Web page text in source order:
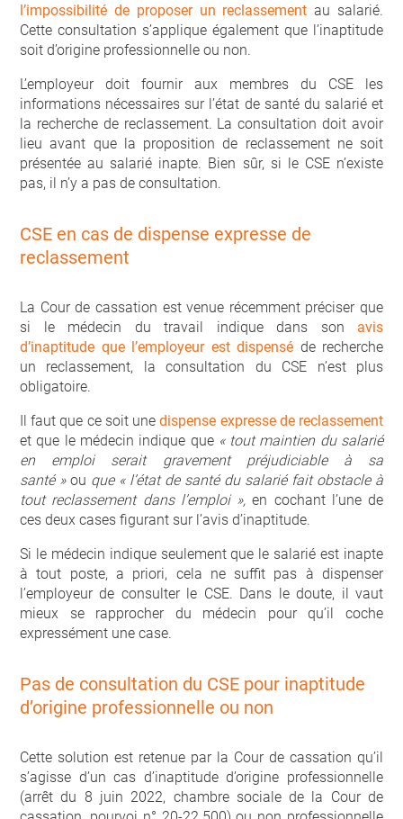
l’impossibilité de proposer un reclassement au salarié.
Cette consultation s’applique également que l’inaptitude
soit d’origine professionnelle ou non.
L’employeur doit fournir aux membres du CSE les
informations nécessaires sur l’état de santé du salarié et
la recherche de reclassement. La consultation doit avoir
lieu avant que la proposition de reclassement ne soit
présentée au salarié inapte. Bien sûr, si le CSE n’existe
pas, il n’y a pas de consultation.
CSE en cas de dispense expresse de
reclassement
La Cour de cassation est venue récemment préciser que
si le médecin du travail indique dans son avis
d’inaptitude que l’employeur est dispensé de recherche
un reclassement, la consultation du CSE n’est plus
obligatoire.
Il faut que ce soit unedispense expresse de reclassement
et que le médecin indique que « tout maintien du salarié
en emploi serait gravement préjudiciable à sa
santé »ou que « l’état de santé du salarié fait obstacle à
tout reclassement dans l’emploi », en cochant l’une de
ces deux cases figurant sur l’avis d’inaptitude.
Si le médecin indique seulement que le salarié est inapte
à tout poste, a priori, cela ne suffit pas à dispenser
l’employeur de consulter le CSE. Dans le doute, il vaut
mieux se rapprocher du médecin pour qu’il coche
expressément une case.
Pas de consultation du CSE pour inaptitude
d’origine professionnelle ou non
Cette solution est retenue par la Cour de cassation qu’il
s’agisse d’un cas d’inaptitude d’origine professionnelle
(arrêt du 8 juin 2022, chambre sociale de la Cour de